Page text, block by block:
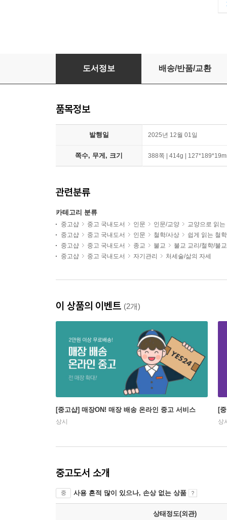
하루 한 장 부처의 가르침
도서정보 배송/반품/교환
품목정보
발행일 2025년 12월 01일
쪽수, 무게, 크기 388쪽 | 414g |
관련분류
카테고리 분류
중고샵 중고 국내도서 인문 인문/교양
교양으로 읽는
중고샵
중고 국내도서 인문 철학/사상
쉽게 읽는 철
중고샵
중고 국내도서 종교 불교
불교 교리/철학/불
중고샵
중고 국내도서 자기관리 처세술/삶의 자세
이 상품의 이벤트 (2개)
[중고샵] 매장ON! 매장 배송 온라인 중고 서비스
상시
[
상
중고도서 소개
중 사용 흔적 많이 있으나, 손상 없는 상품
상태정도(외관)